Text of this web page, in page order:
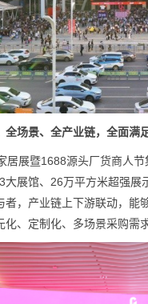
全场景、全产业链，全面满
居展暨1688源头厂货商人
大展馆、26万平方米超强
者，产业链上下游联动，能
、定制化、多场景采购需求